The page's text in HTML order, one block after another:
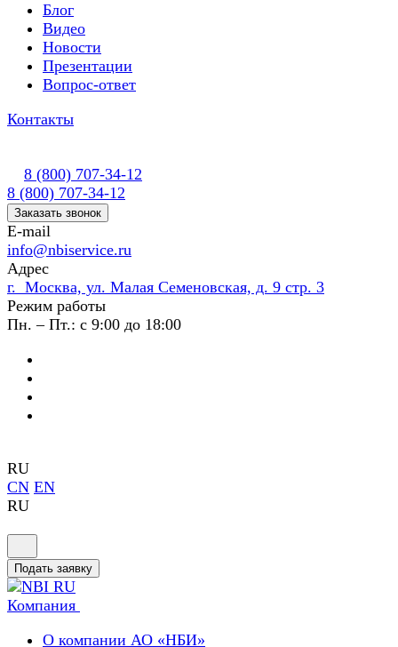
Блог
Видео
Новости
Презентации
Вопрос-ответ
Контакты
8 (800) 707-34-12
8 (800) 707-34-12
Заказать звонок
E-mail
info@nbiservice.ru
Адрес
г. Москва, ул. Малая Семеновская, д. 9 стр. 3
Режим работы
Пн. – Пт.: с 9:00 до 18:00
RU
CN EN
RU
Подать заявку
Компания
О компании АО «НБИ»